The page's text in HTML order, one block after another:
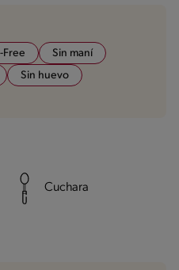
Free
Sin maní
Sin huevo
Cuchara